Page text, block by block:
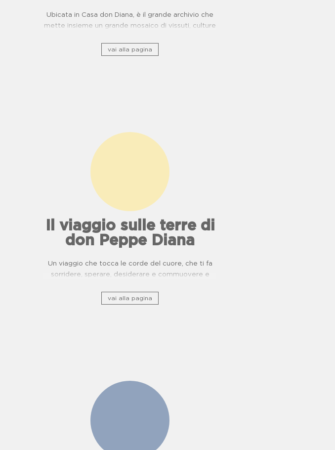
dimenticati...
Ubicata in Casa don Diana, è il grande archivio che
mette insieme un grande mosaico di vissuti, culture
vai alla pagina
Il viaggio sulle terre di
don Peppe Diana
Un viaggio che tocca le corde del cuore, che ti fa
sorridere, sperare, desiderare e commuovere e
di usanze, cucina e buone pratiche.
vai alla pagina